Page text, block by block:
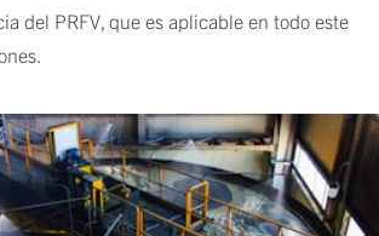
del PRFV, que es aplicable en todo este